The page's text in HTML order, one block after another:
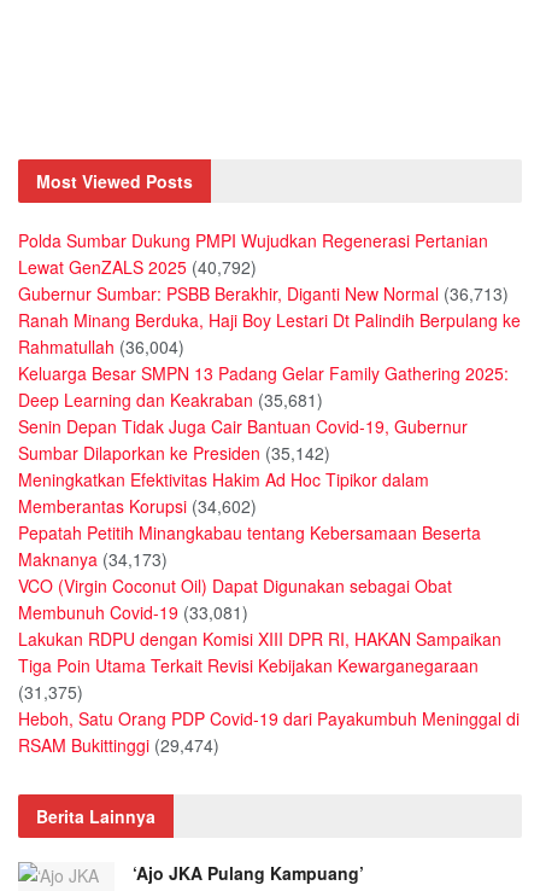
Most Viewed Posts
Polda Sumbar Dukung PMPI Wujudkan Regenerasi Pertanian
Lewat GenZALS 2025 (40,792)
Gubernur Sumbar: PSBB Berakhir, Diganti New Normal (36,713)
Ranah Minang Berduka, Haji Boy Lestari Dt Palindih Berpulang ke
Rahmatullah (36,004)
Keluarga Besar SMPN 13 Padang Gelar Family Gathering 2025:
Deep Learning dan Keakraban (35,681)
Senin Depan Tidak Juga Cair Bantuan Covid-19, Gubernur
Sumbar Dilaporkan ke Presiden (35,142)
Meningkatkan Efektivitas Hakim Ad Hoc Tipikor dalam
Memberantas Korupsi (34,602)
Pepatah Petitih Minangkabau tentang Kebersamaan Beserta
Maknanya (34,173)
VCO (Virgin Coconut Oil) Dapat Digunakan sebagai Obat
Membunuh Covid-19 (33,081)
Lakukan RDPU dengan Komisi XIII DPR RI, HAKAN Sampaikan
Tiga Poin Utama Terkait Revisi Kebijakan Kewarganegaraan
(31,375)
Heboh, Satu Orang PDP Covid-19 dari Payakumbuh Meninggal di
RSAM Bukittinggi (29,474)
Berita Lainnya
‘Ajo JKA Pulang Kampuang’